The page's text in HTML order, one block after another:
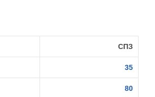
СПЗ
35
80